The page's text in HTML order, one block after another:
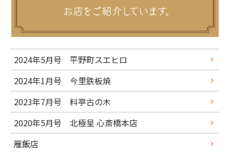
2024年5月号 平野町スエヒロ
2024年1月号 今里鉄板焼
2023年7月号 料亭古の木
2020年5月号 北極星 心斎橋本店
雁飯店